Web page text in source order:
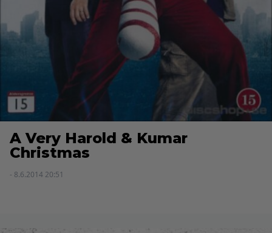
A Very Harold & Kumar
Christmas
- 8.6.2014 20:51